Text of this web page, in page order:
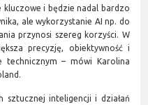
i będzie nadal bardzo
ale wykorzystanie AI np. do
przynosi szereg korzyści. W
precyzję, obiektywność i
technicznym – mówi Karolina
sztucznej inteligencji i działań